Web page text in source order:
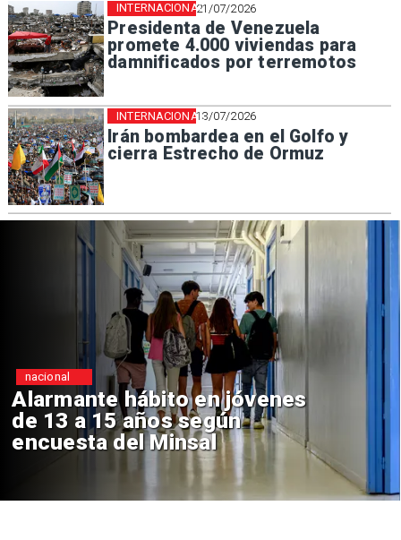
21/07/2026
Presidenta de Venezuela
promete 4.000 viviendas para
damnificados por terremotos
INTERNACIONAL
13/07/2026
Irán bombardea en el Golfo y
cierra Estrecho de Ormuz
INTERNACIONAL
Aprueban creación del Parque
Sebastián Piñera con inversión
de $4 mil millones
Regiones